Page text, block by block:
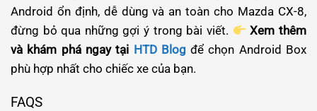
Android ổn định, dễ dùng và an toàn cho Mazda CX-8,
đừng bỏ qua những gợi ý trong bài viết.
Xem thêm
và khám phá ngay tại HTD Blog để chọn Android Box
phù hợp nhất cho chiếc xe của bạn.
FAQS